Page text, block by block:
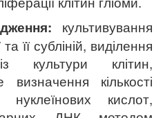
: культивування
її субліній, виділення
культури клітин,
визначення кількості
кислот,